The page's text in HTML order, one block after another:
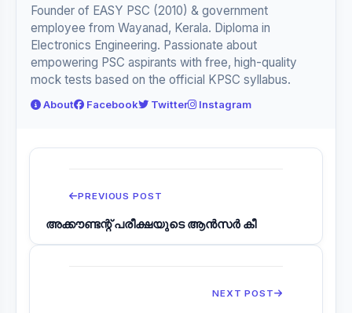
Founder of EASY PSC (2010) & government
employee from Wayanad, Kerala. Diploma in
Electronics Engineering. Passionate about
empowering PSC aspirants with free, high-quality
mock tests based on the official KPSC syllabus.
About Facebook Twitter Instagram
PREVIOUS POST
അക്കൗണ്ടന്റ് പരീക്ഷയുടെ ആൻസർ കീ
NEXT POST